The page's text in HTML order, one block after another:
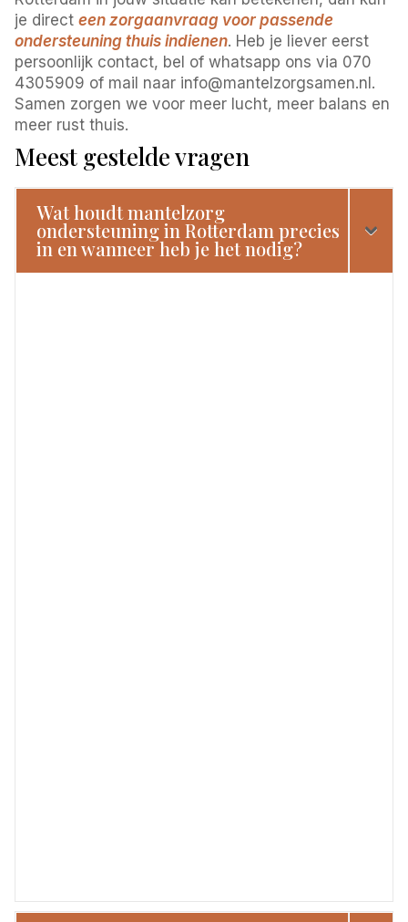
je directeen zorgaanvraag voor passende
ondersteuning thuis indienen. Heb je liever eerst
persoonlijk contact, bel of whatsapp ons via 070
4305909 of mail naar info@mantelzorgsamen.nl.
Samen zorgen we voor meer lucht, meer balans en
meer rust thuis.
Meest gestelde vragen
Wat houdt mantelzorg
ondersteuning in Rotterdam precies
in en wanneer heb je het nodig?